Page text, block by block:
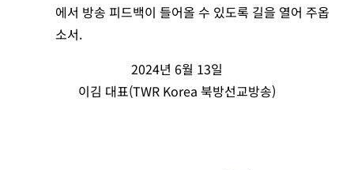
에서 방송 피드백이 들어올 수 있도록 길을 열어 주옵
소서.
2024년 6월 13일
이김 대표(TWR Korea 북방선교방송)